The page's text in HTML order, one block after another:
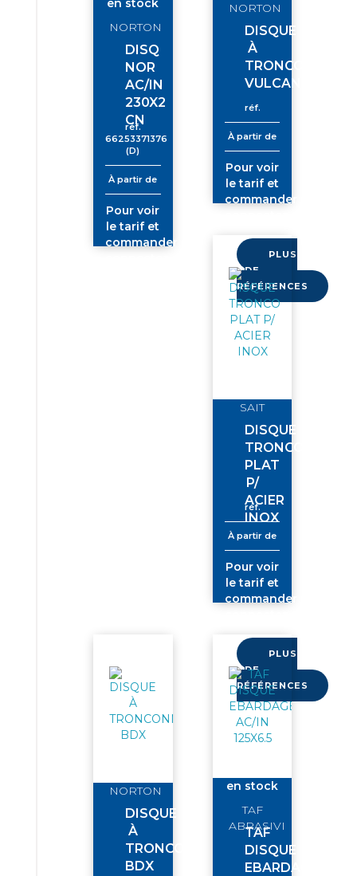
en stock
NORTON
DISQ
NOR
AC/IN
230X2
CN
réf.
66253371376
(D)
À partir de
Pour voir
le tarif et
commander
NORTON
DISQUE
À
TRONCONNER
VULCAN
réf.
À partir de
Pour voir
le tarif et
commander
PLUS
DE
RÉFÉRENCES
SAIT
DISQUE
TRONCO
PLAT
P/
ACIER
INOX
réf.
À partir de
Pour voir
le tarif et
commander
PLUS
DE
RÉFÉRENCES
NORTON
DISQUE
À
TRONCONNER
BDX
en stock
TAF
ABRASIVI
TAF
DISQUE
EBARDAGE